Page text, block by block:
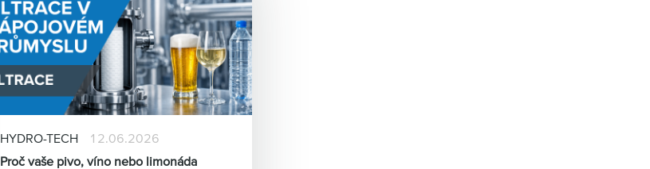
HYDRO-TECH
12.06.2026
Proč vaše pivo, víno nebo limonáda